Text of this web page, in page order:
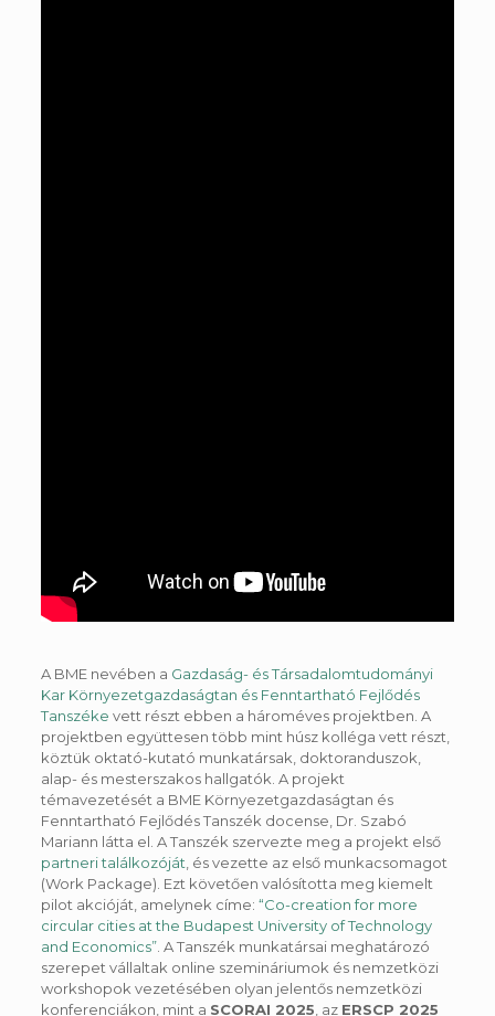
A BME nevében a Gazdaság- és Társadalomtudományi
Kar Környezetgazdaságtan és Fenntartható Fejlődés
Tanszéke vett részt ebben a hároméves projektben. A
projektben együttesen több mint húsz kolléga vett részt,
köztük oktató-kutató munkatársak, doktoranduszok,
alap- és mesterszakos hallgatók. A projekt
témavezetését a BME Környezetgazdaságtan és
Fenntartható Fejlődés Tanszék docense, Dr. Szabó
Mariann látta el. A Tanszék szervezte meg a projekt első
partneri találkozóját , és vezette az első munkacsomagot
(Work Package). Ezt követően valósította meg kiemelt
pilot akcióját, amelynek címe: “Co-creation for more
circular cities at the Budapest University of Technology
and Economics”. A Tanszék munkatársai meghatározó
szerepet vállaltak online szemináriumok és nemzetközi
workshopok vezetésében olyan jelentős nemzetközi
konferenciákon, mint a SCORAI 2025 , az ERSCP 2025